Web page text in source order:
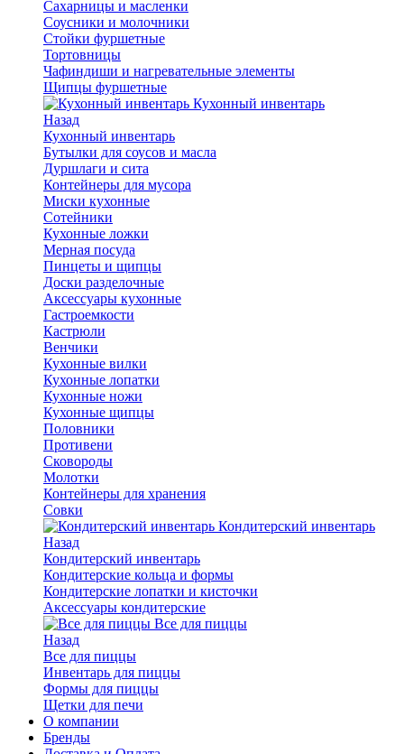
Сахарницы и масленки
Соусники и молочники
Стойки фуршетные
Тортовницы
Чафиндиши и нагревательные элементы
Щипцы фуршетные
Кухонный инвентарь
Назад
Кухонный инвентарь
Бутылки для соусов и масла
Дуршлаги и сита
Контейнеры для мусора
Миски кухонные
Сотейники
Кухонные ложки
Мерная посуда
Пинцеты и щипцы
Доски разделочные
Аксессуары кухонные
Гастроемкости
Кастрюли
Венчики
Кухонные вилки
Кухонные лопатки
Кухонные ножи
Кухонные щипцы
Половники
Противени
Сковороды
Молотки
Контейнеры для хранения
Совки
Кондитерский инвентарь
Назад
Кондитерский инвентарь
Кондитерские кольца и формы
Кондитерские лопатки и кисточки
Аксессуары кондитерские
Все для пиццы
Назад
Все для пиццы
Инвентарь для пиццы
Формы для пиццы
Щетки для печи
О компании
Бренды